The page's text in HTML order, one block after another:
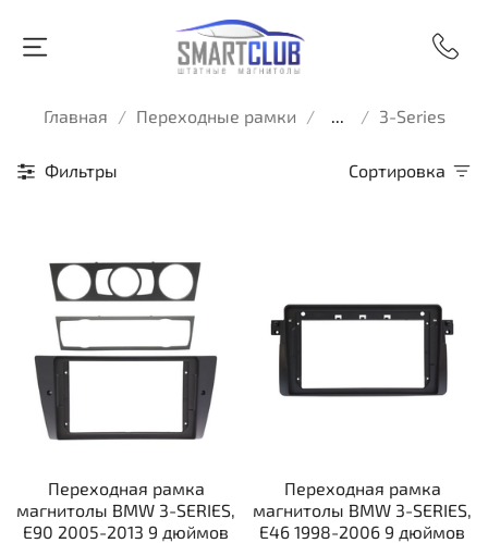
Главная Переходные рамки ... 3-Series
Фильтры Сортировка
Переходная рамка
магнитолы BMW 3-SERIES,
E90 2005-2013 9 дюймов
Переходная рамка
магнитолы BMW 3-SERIES,
E46 1998-2006 9 дюймов